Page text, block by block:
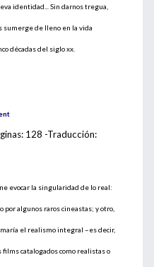
identidad... Sin darnos tregua,
sumerge de lleno en la vida
décadas del siglo xx.
128 -Traducción:
evocar la singularidad de lo real:
por algunos raros cineastas; y otro,
el realismo integral –es decir,
catalogados como realistas o